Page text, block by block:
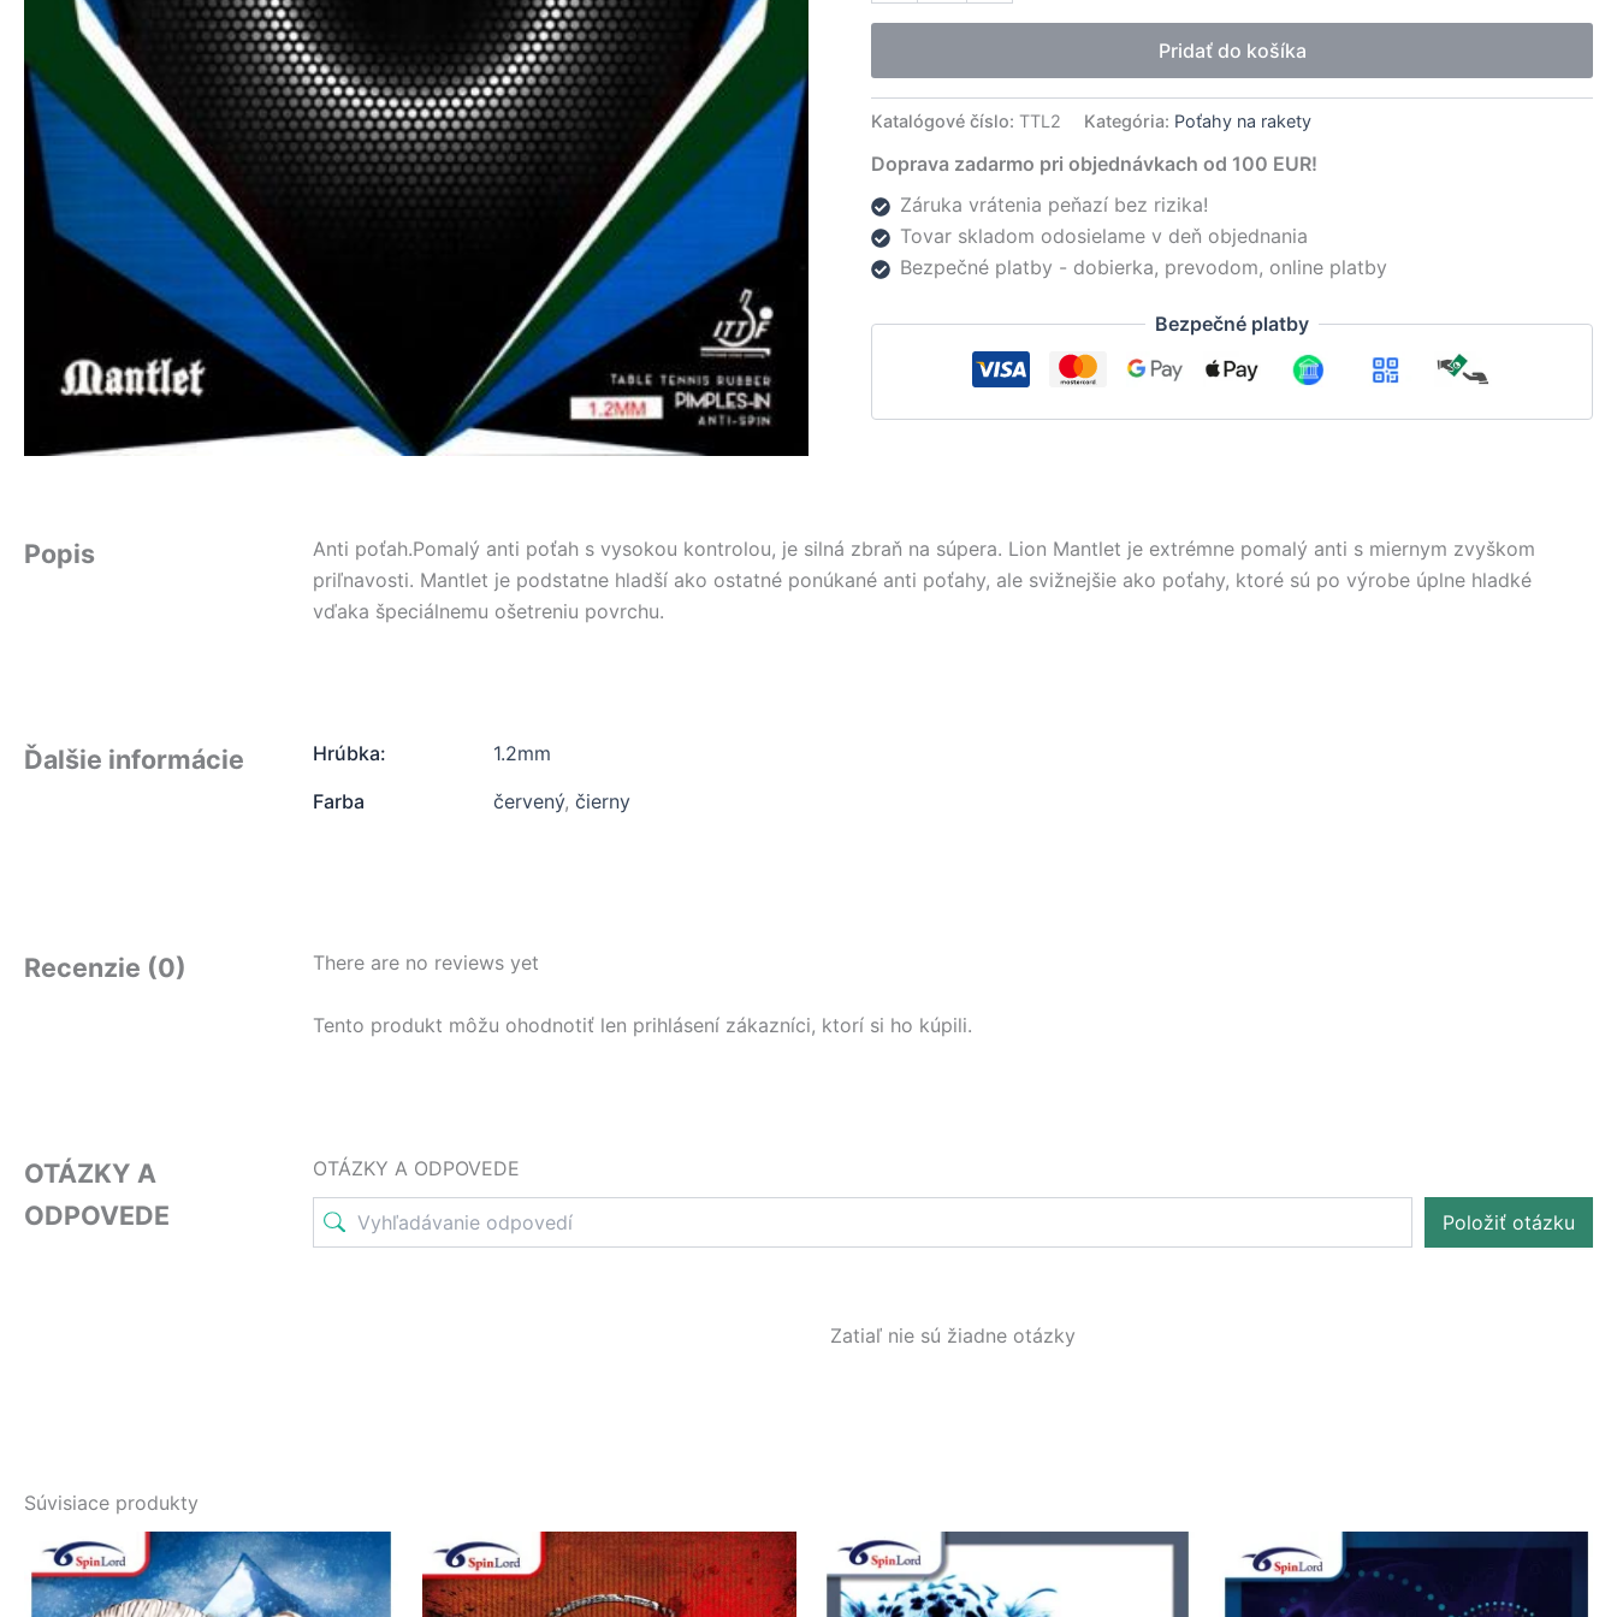
Pridať do košíka
Katalógové číslo:TTL2 Kategória: Poťahy na rakety
Doprava zadarmo pri objednávkach od 100 EUR!
Záruka vrátenia peňazí bez rizika!
Tovar skladom odosielame v deň objednania
Bezpečné platby - dobierka, prevodom, online platby
Bezpečné platby
Popis
Anti poťah.Pomalý anti poťah s vysokou kontrolou, je silná zbraň na súpera. Lion Mantlet je extrémne pomalý anti s miernym zvyškom
priľnavosti. Mantlet je podstatne hladší ako ostatné ponúkané anti poťahy, ale svižnejšie ako poťahy, ktoré sú po výrobe úplne hladké
vďaka špeciálnemu ošetreniu povrchu.
Ďalšie informácie Hrúbka:
1.2mm
Farba
červený, čierny
Recenzie (0) There are no reviews yet
Tento produkt môžu ohodnotiť len prihlásení zákazníci, ktorí si ho kúpili.
OTÁZKY A
ODPOVEDE
OTÁZKY A ODPOVEDE
Položiť otázku
Zatiaľ nie sú žiadne otázky
Súvisiace produkty